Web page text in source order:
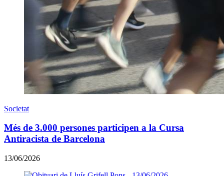
Societat
Més de 3.000 persones participen a la Cursa
Antiracista de Barcelona
13/06/2026